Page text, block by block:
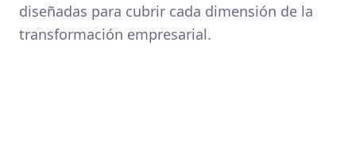
diseñadas para cubrir cada dimensión de la
transformación empresarial.